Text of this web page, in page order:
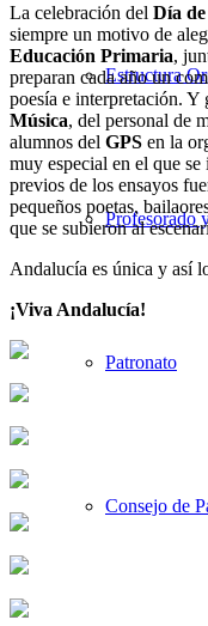
Estructura
Profesorado
Patronato
Consejo de
La celebración del Día
siempre un motivo de
Educación Primaria,
preparan cada año un
poesía e interpretación. Y
Música, del personal de
alumnos del GPS en la
muy especial en el que
previos de los ensayos
pequeños poetas,
que se subieron al
Andalucía es única y así
¡Viva Andalucía!